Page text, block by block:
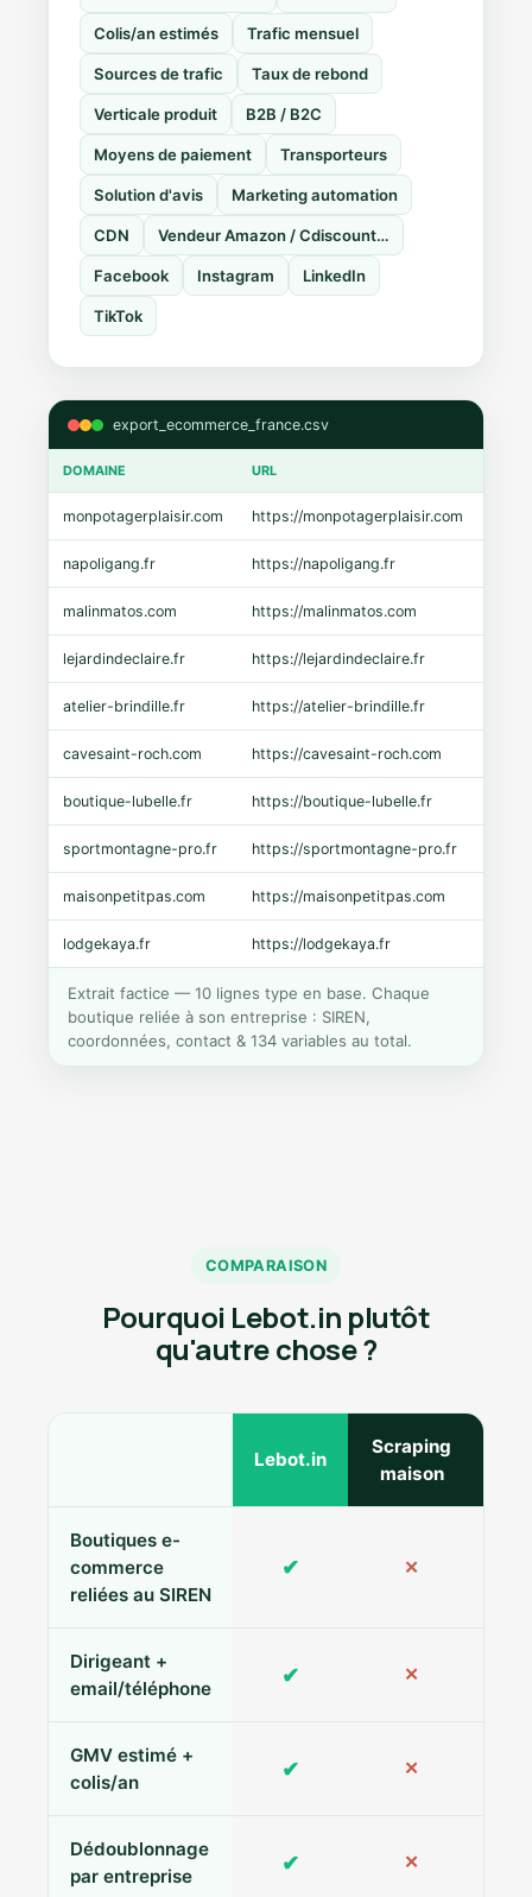
Colis/an estimés Trafic mensuel
Sources de trafic Taux de rebond
Verticale produit B2B / B2C
Moyens de paiement Transporteurs
Solution d'avis Marketing automation
CDN Vendeur Amazon / Cdiscount…
Facebook Instagram LinkedIn
TikTok
export_ecommerce_france.csv
DOMAINE URL
monpotagerplaisir.com https://monpotagerplaisir.com
napoligang.fr https://napoligang.fr
malinmatos.com https://malinmatos.com
lejardindeclaire.fr https://lejardindeclaire.fr
atelier-brindille.fr https://atelier-brindille.fr
cavesaint-roch.com https://cavesaint-roch.com
boutique-lubelle.fr https://boutique-lubelle.fr
sportmontagne-pro.fr https://sportmontagne-pro.fr
maisonpetitpas.com https://maisonpetitpas.com
lodgekaya.fr https://lodgekaya.fr
Extrait factice — 10 lignes type en base. Chaque
boutique reliée à son entreprise : SIREN,
coordonnées, contact & 134 variables au total.
COMPARAISON
Pourquoi Lebot.in plutôt
qu'autre chose ?
Lebot.in
Scraping
maison
Boutiques e-
commerce
reliées au SIREN
✔ ✕
Dirigeant +
email/téléphone
✔ ✕
GMV estimé +
colis/an
✔ ✕
Dédoublonnage
par entreprise
✔ ✕